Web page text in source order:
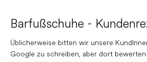
Barfußschuhe -
Üblicherweise bitten wir unsere
Google zu schreiben, aber dort bewerten